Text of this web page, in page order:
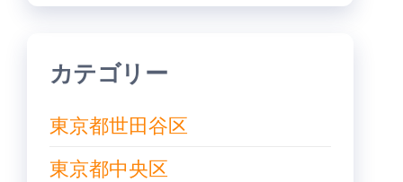
カテゴリー
東京都世田谷区
東京都中央区